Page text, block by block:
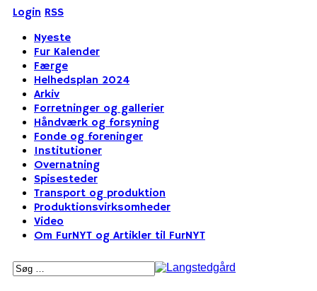
Login RSS
Nyeste
Fur Kalender
Færge
Helhedsplan 2024
Arkiv
Forretninger og gallerier
Håndværk og forsyning
Fonde og foreninger
Institutioner
Overnatning
Spisesteder
Transport og produktion
Produktionsvirksomheder
Video
Om FurNYT og Artikler til FurNYT